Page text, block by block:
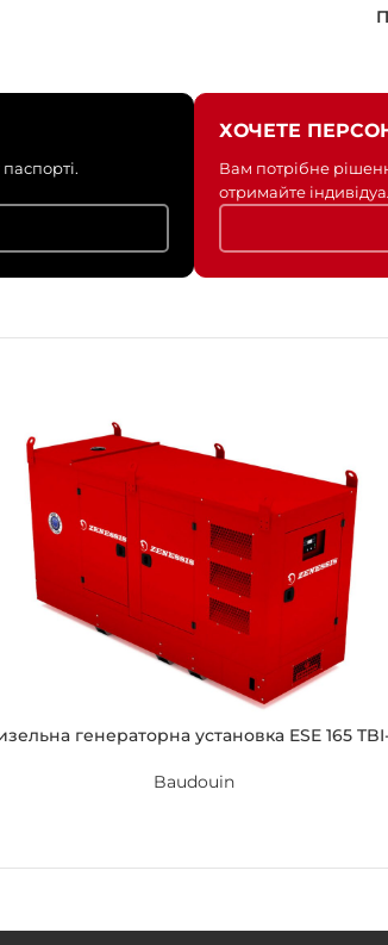
ХОЧЕТЕ
Вам потрібне
отримайте
генераторна установка ESE 165
Baudouin